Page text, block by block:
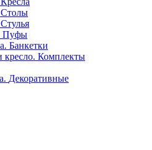
Столы
Стулья
Пуфы
Банкетки
Комплекты
Декоративные